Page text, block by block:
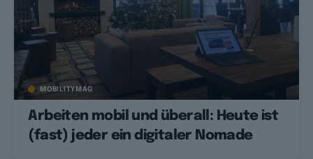
MOBILITYMAG
Arbeiten mobil und überall: Heute ist
(fast) jeder ein digitaler Nomade